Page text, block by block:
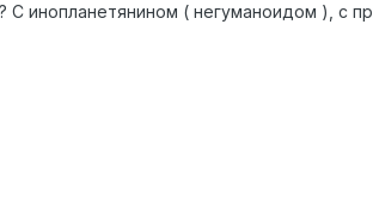
инопланетянином ( негуманоидом ), с